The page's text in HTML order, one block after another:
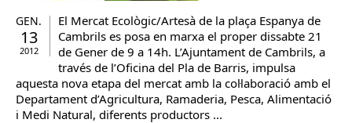
GEN.
13
2012
El Mercat Ecològic/Artesà de la plaça Espanya de
Cambrils es posa en marxa el proper dissabte 21
de Gener de 9 a 14h. L’Ajuntament de Cambrils, a
través de l’Oficina del Pla de Barris, impulsa
aquesta nova etapa del mercat amb la col·laboració amb el
Departament d’Agricultura, Ramaderia, Pesca, Alimentació
i Medi Natural, diferents productors ...